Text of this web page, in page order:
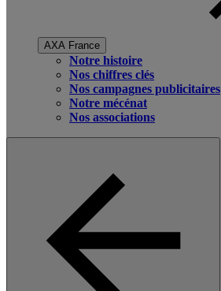
AXA France
Notre histoire
Nos chiffres clés
Nos campagnes publicitaires
Notre mécénat
Nos associations